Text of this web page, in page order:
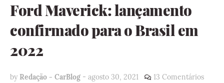
Ford Maverick: lançamento
confirmado para o Brasil em
2022
by Redação - CarBlog - agosto 30, 2021 13 Comentários